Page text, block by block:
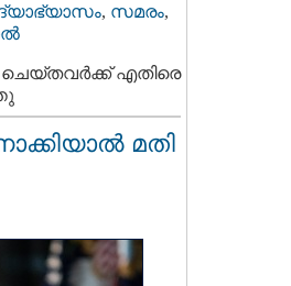
, സമരം,
എതിരെ
മതി